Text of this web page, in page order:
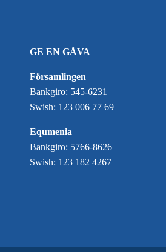
GE EN GÅVA
Församlingen
Bankgiro: 545-6231
Swish: 123 006 77 69
Equmenia
Bankgiro: 5766-8626
Swish: 123 182 4267